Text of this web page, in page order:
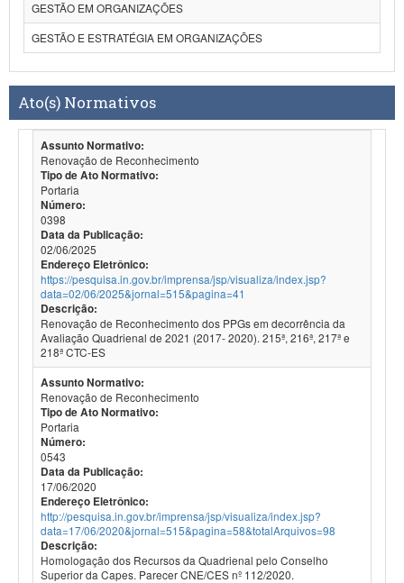
GESTÃO EM ORGANIZAÇÕES
GESTÃO E ESTRATÉGIA EM ORGANIZAÇÕES
Ato(s) Normativos
Assunto Normativo:
Renovação de Reconhecimento
Tipo de Ato Normativo:
Portaria
Número:
0398
Data da Publicação:
02/06/2025
Endereço Eletrônico:
https://pesquisa.in.gov.br/imprensa/jsp/visualiza/index.jsp?
data=02/06/2025&jornal=515&pagina=41
Descrição:
Renovação de Reconhecimento dos PPGs em decorrência da
Avaliação Quadrienal de 2021 (2017- 2020). 215ª, 216ª, 217ª e
218ª CTC-ES
Assunto Normativo:
Renovação de Reconhecimento
Tipo de Ato Normativo:
Portaria
Número:
0543
Data da Publicação:
17/06/2020
Endereço Eletrônico:
http://pesquisa.in.gov.br/imprensa/jsp/visualiza/index.jsp?
data=17/06/2020&jornal=515&pagina=58&totalArquivos=98
Descrição:
Homologação dos Recursos da Quadrienal pelo Conselho
Superior da Capes. Parecer CNE/CES nº 112/2020.